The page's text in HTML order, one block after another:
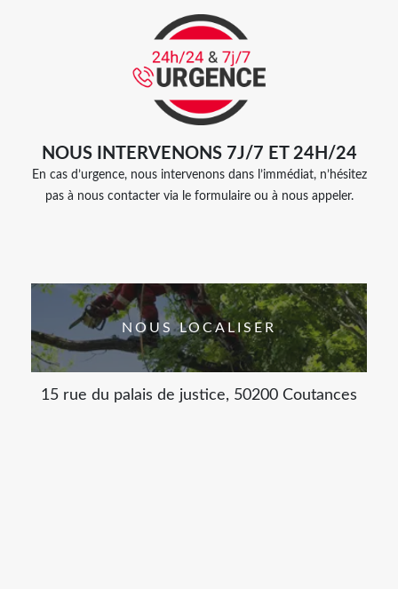
NOUS INTERVENONS 7J/7 ET 24H/24
En cas d’urgence, nous intervenons dans l’immédiat, n’hésitez
pas à nous contacter via le formulaire ou à nous appeler.
NOUS LOCALISER
15 rue du palais de justice, 50200 Coutances